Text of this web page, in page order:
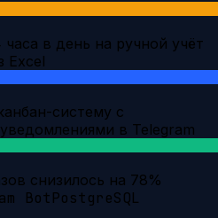
в день на ручной учёт
Excel
систему с
в Telegram
снизилось на 78%
BotPostgreSQL